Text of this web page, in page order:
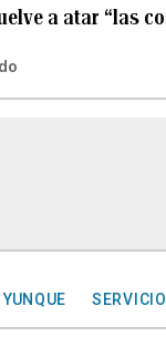
a atar “las
YUNQUE